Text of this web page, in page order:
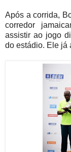
Após a corrida,
corredor
assistir ao jogo
do estádio. Ele já